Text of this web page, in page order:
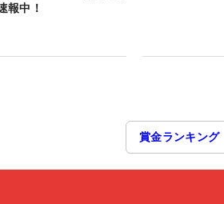
報中！
賞金ランキング